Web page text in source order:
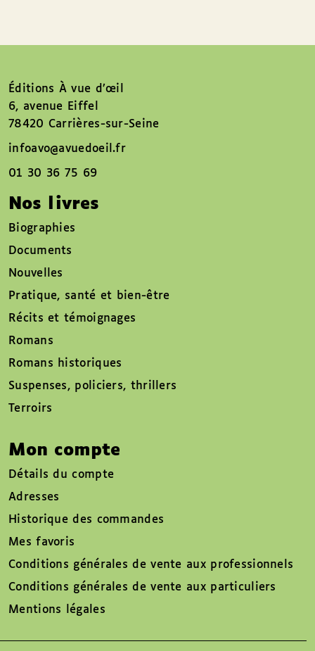
Éditions À vue d’œil
6, avenue Eiffel
78420 Carrières-sur-Seine
infoavo@avuedoeil.fr
01 30 36 75 69
Nos livres
Biographies
Documents
Nouvelles
Pratique, santé et bien-être
Récits et témoignages
Romans
Romans historiques
Suspenses, policiers, thrillers
Terroirs
Mon compte
Détails du compte
Adresses
Historique des commandes
Mes favoris
Conditions générales de vente aux professionnels
Conditions générales de vente aux particuliers
Mentions légales